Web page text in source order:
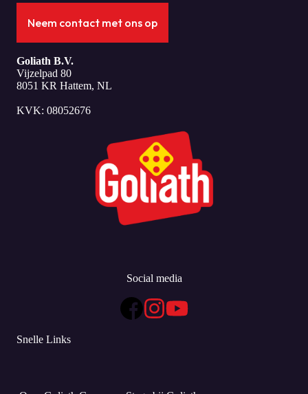
Neem contact met ons op
Goliath B.V.
Vijzelpad 80
8051 KR Hattem, NL
KVK: 08052676
Social media
Snelle Links